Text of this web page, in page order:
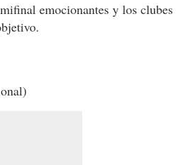
emocionantes y los clubes